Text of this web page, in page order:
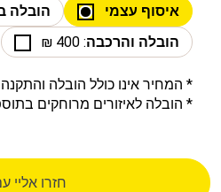
איסוף עצמי הובלה
הובלה והרכבה: 400 ₪
* המחיר אינו כולל הובלה והתקנה
* הובלה לאיזורים מרוחקים
חזרו אליי